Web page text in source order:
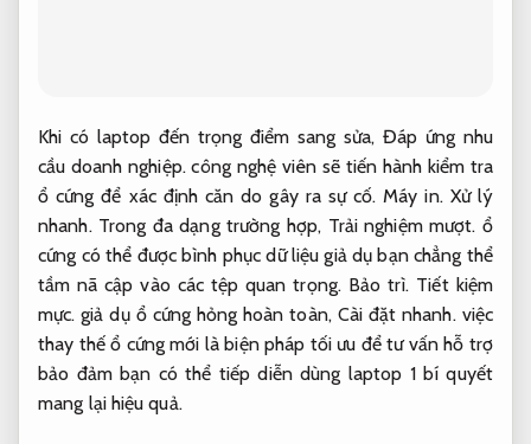
Khi có laptop đến trọng điểm sang sửa, Đáp ứng nhu
cầu doanh nghiệp.công nghệ viên sẽ tiến hành kiểm tra
ổ cứng để xác định căn do gây ra sự cố.Máy in. Xử lý
nhanh.Trong đa dạng trường hợp, Trải nghiệm mượt. ổ
cứng có thể được bình phục dữ liệu giả dụ bạn chẳng thể
tầm nã cập vào các tệp quan trọng. Bảo trì. Tiết kiệm
mực. giả dụ ổ cứng hỏng hoàn toàn, Cài đặt nhanh.việc
thay thế ổ cứng mới là biện pháp tối ưu để tư vấn hỗ trợ
bảo đảm bạn có thể tiếp diễn dùng laptop 1 bí quyết
mang lại hiệu quả.